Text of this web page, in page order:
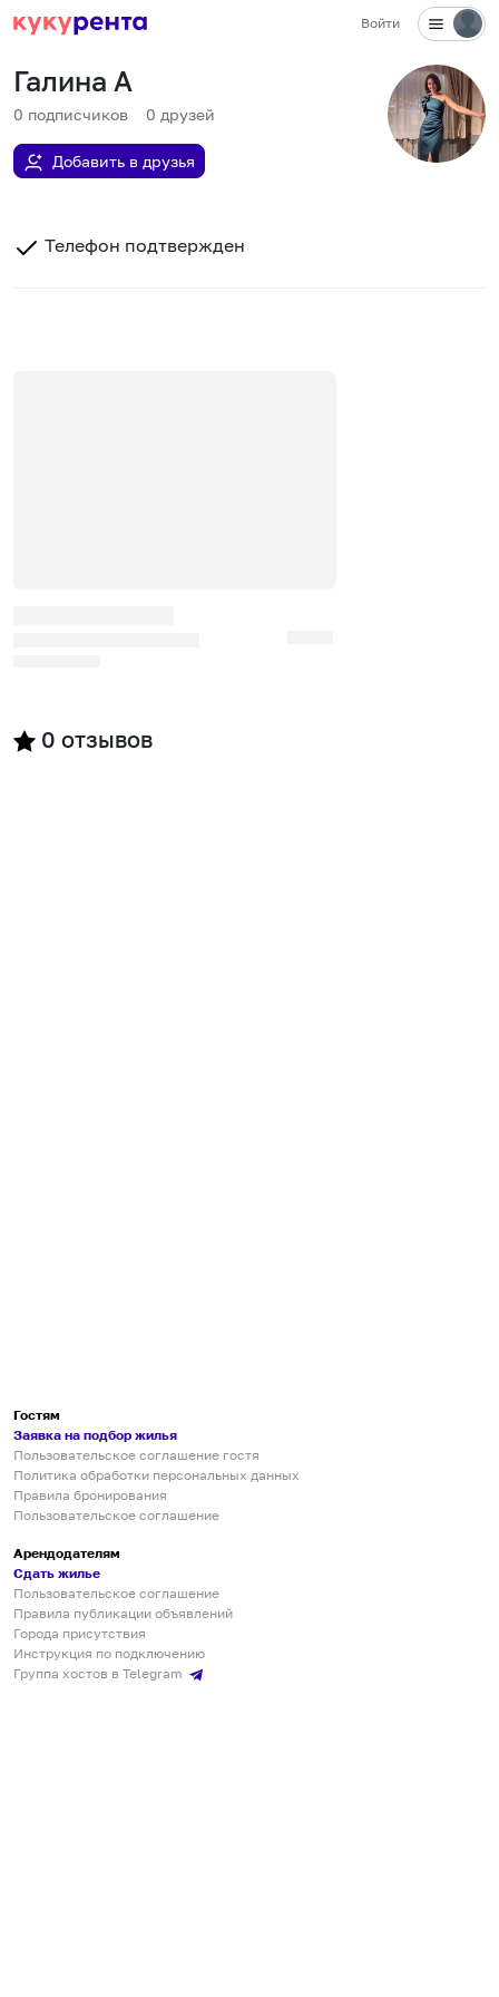
Войти
Галина А
0 подписчиков 0 друзей
Добавить в друзья
Телефон подтвержден
0 отзывов
Гостям
Заявка на подбор жилья
Пользовательское соглашение гостя
Политика обработки персональных данных
Правила бронирования
Пользовательское соглашение
Арендодателям
Сдать жилье
Пользовательское соглашение
Правила публикации объявлений
Города присутствия
Инструкция по подключению
Группа хостов в Telegram